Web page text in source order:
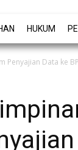
HUKUM
Data ke